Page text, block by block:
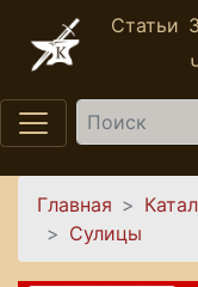
Перейти к Статьи
Найти
Вы здесь
Главная
Сулицы